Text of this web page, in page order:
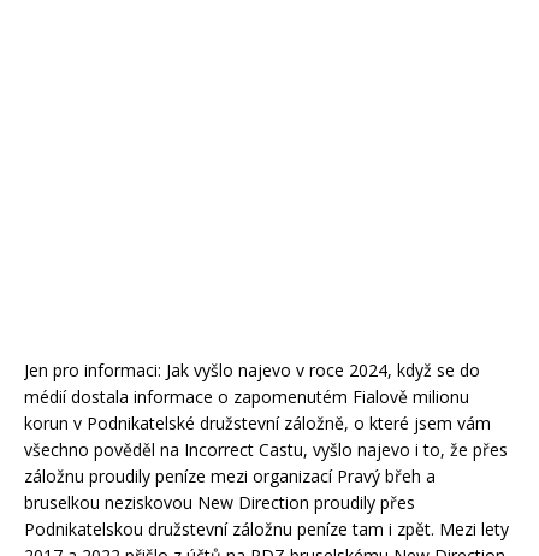
Jen pro informaci: Jak vyšlo najevo v roce 2024, když se do
médií dostala informace o zapomenutém Fialově milionu
korun v Podnikatelské družstevní záložně, o které jsem vám
všechno pověděl na Incorrect Castu, vyšlo najevo i to, že přes
záložnu proudily peníze mezi organizací Pravý břeh a
bruselkou neziskovou New Direction proudily přes
Podnikatelskou družstevní záložnu peníze tam i zpět. Mezi lety